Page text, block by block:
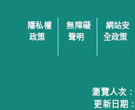
隱私權
政策
無障礙
聲明
網站安
全政策
瀏覽人次 :
更新日期 :